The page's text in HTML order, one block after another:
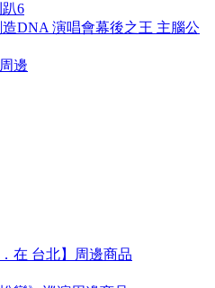
趴6
造DNA 演唱會幕後之王 主腦公
邊
在 台北】周邊商品